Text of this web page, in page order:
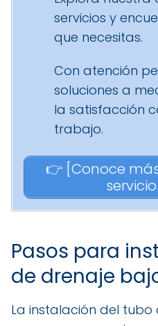
servicios y
que necesitas.
Con atención
soluciones a
la satisfacción
trabajo.
👉 [Conoce
Pasos para
de drenaje
La instalación del tubo